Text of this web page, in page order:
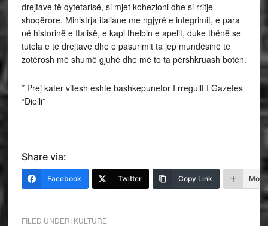
drejtave të qytetarisë, si mjet kohezioni dhe si rritje
shoqërore. Ministrja italiane me ngjyrë e integrimit, e para
në historinë e Italisë, e kapi thelbin e apelit, duke thënë se
tutela e të drejtave dhe e pasurimit ta jep mundësinë të
zotërosh më shumë gjuhë dhe më to ta përshkruash botën.
* Prej kater vitesh eshte bashkepunetor I rregullt I Gazetes
“Dielli”
Share via:
Facebook Twitter Copy Link More
FILED UNDER: KULTURE